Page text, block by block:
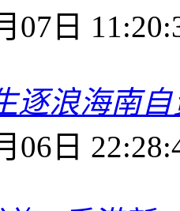
07日
逐浪海南
06日